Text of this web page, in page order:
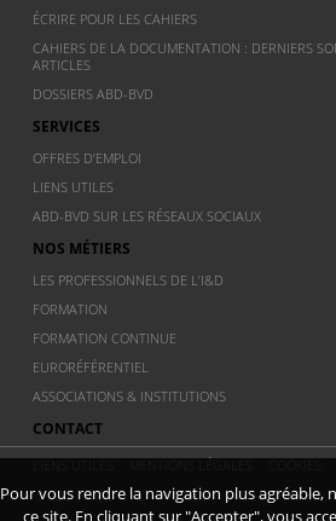
ÉCRIRE POUR LES CAHIERS
CAHIERS DE LA DOCUMENTATION : DERNIERS
ARTICLES
DOSSIERS ABD-BVD
SERVICES
OFFRES D’EMPLOI
LIENS UTILES
ABD-BVD SUR LES RÉSEAUX SOCIAUX
NOS MÉTIERS
LES PROFESSIONNELS DE L’I&D
FORMATION
FORMATION CONTINUE
EURORÉFÉRENTIEL
ASSOCIATIONS & INSTITUTIONS
CONTACT
© 2011 ABD BVD - Association Belge de
Pour vous rendre la navigation plus agréable,
ce site. En cliquant sur "Accepter", vous